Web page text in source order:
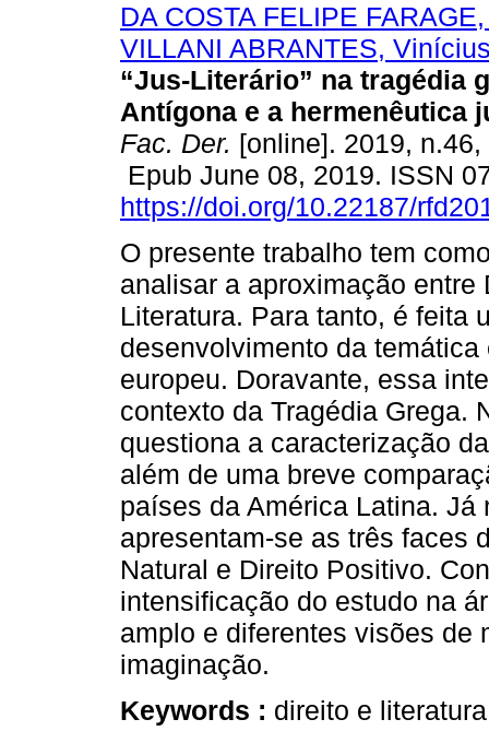
DA COSTA FELIPE
VILLANI ABRANTES,
“Jus-Literário” na tragédia
Antígona e a hermenêutica
Fac. Der. [online]. 2019,
Epub June 08, 2019. ISSN
https://doi.org/10.22187/
O presente trabalho tem
analisar a aproximação entre
Literatura. Para tanto, é feita
desenvolvimento da
europeu. Doravante, essa
contexto da Tragédia Grega.
questiona a caracterização
além de uma breve
países da América Latina.
apresentam-se as três faces
Natural e Direito Positivo.
intensificação do estudo na
amplo e diferentes visões de
imaginação.
Keywords : direito e